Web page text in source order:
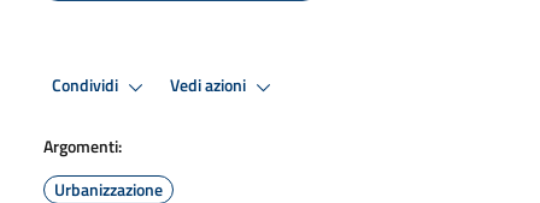
Condividi Vedi azioni
Argomenti:
Urbanizzazione